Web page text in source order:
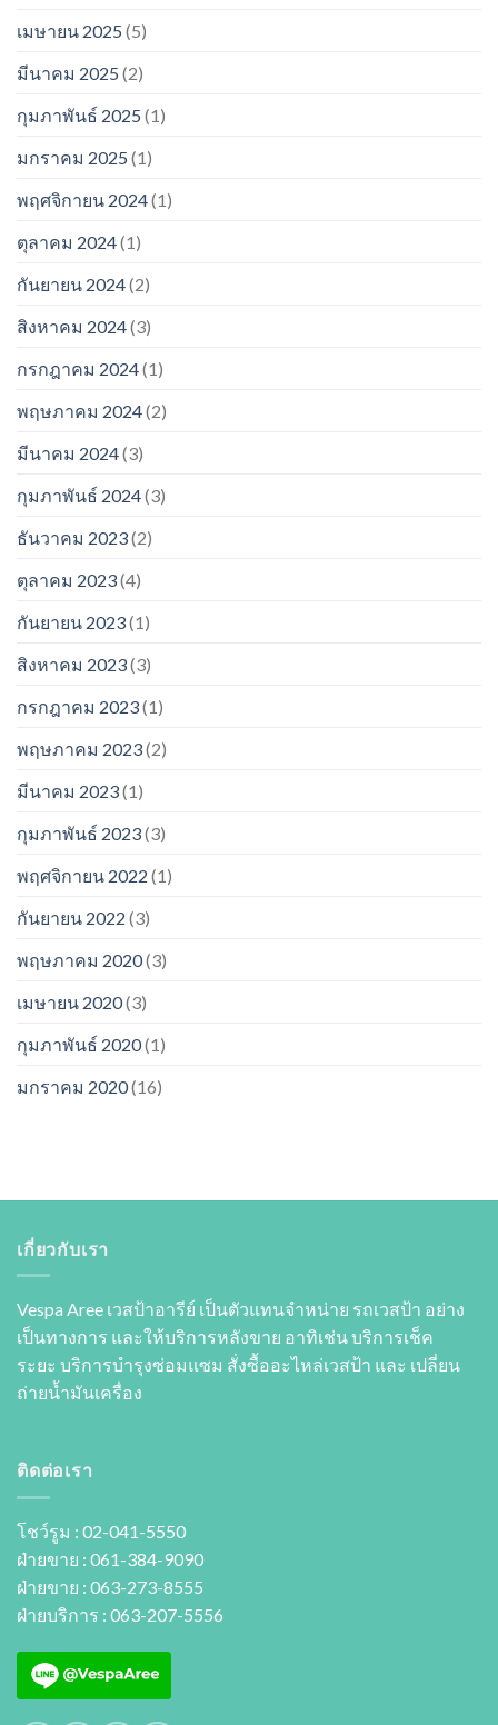
เมษายน 2025 (5)
มีนาคม 2025 (2)
กุมภาพันธ์ 2025 (1)
มกราคม 2025 (1)
พฤศจิกายน 2024(1)
ตุลาคม 2024(1)
กันยายน 2024(2)
สิงหาคม 2024(3)
กรกฎาคม 2024(1)
พฤษภาคม 2024(2)
มีนาคม 2024(3)
กุมภาพันธ์ 2024(3)
ธันวาคม 2023(2)
ตุลาคม 2023(4)
กันยายน 2023(1)
สิงหาคม 2023(3)
กรกฎาคม 2023(1)
พฤษภาคม 2023(2)
มีนาคม 2023(1)
กุมภาพันธ์ 2023(3)
พฤศจิกายน 2022 (1)
กันยายน 2022 (3)
พฤษภาคม 2020(3)
เมษายน 2020(3)
กุมภาพันธ์ 2020(1)
มกราคม 2020(16)
เกี่ยวกับเรา
Vespa Aree เวสป้าอารีย์ เป็นตัวแทนจำหน่าย รถเวสป้า อย่าง
เป็นทางการ และให้บริการหลังขาย อาทิเช่น บริการเช็ค
ระยะ บริการบำรุงซ่อมแซม สั่งซื้ออะไหล่เวสป้า และ เปลี่ยน
ถ่ายนํ้ามันเครื่อง
ติดต่อเรา
โชว์รูม : 02-041-5550
ฝ่ายขาย : 061-384-9090
ฝ่ายขาย : 063-273-8555
ฝ่ายบริการ : 063-207-5556